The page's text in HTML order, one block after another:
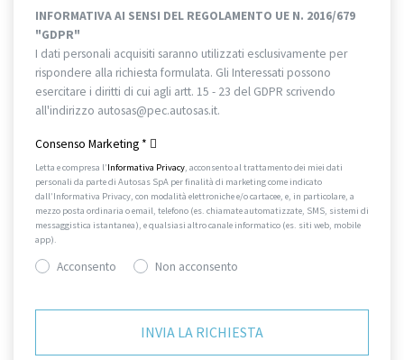
INFORMATIVA AI SENSI DEL REGOLAMENTO UE N. 2016/679
"GDPR"
I dati personali acquisiti saranno utilizzati esclusivamente per
rispondere alla richiesta formulata. Gli Interessati possono
esercitare i diritti di cui agli artt. 15 - 23 del GDPR scrivendo
all'indirizzo autosas@pec.autosas.it.
Consenso Marketing *
Letta e compresa l’Informativa Privacy, acconsento al trattamento dei miei dati
personali da parte di Autosas SpA per finalità di marketing come indicato
dall’Informativa Privacy, con modalità elettroniche e/o cartacee, e, in particolare, a
mezzo posta ordinaria o email, telefono (es. chiamate automatizzate, SMS, sistemi di
messaggistica istantanea), e qualsiasi altro canale informatico (es. siti web, mobile
app).
Acconsento Non acconsento